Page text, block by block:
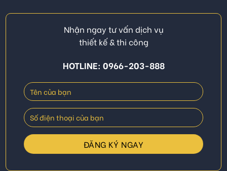
Nhận ngay tư vấn dịch vụ
thiết kế & thi công
HOTLINE: 0966-203-888